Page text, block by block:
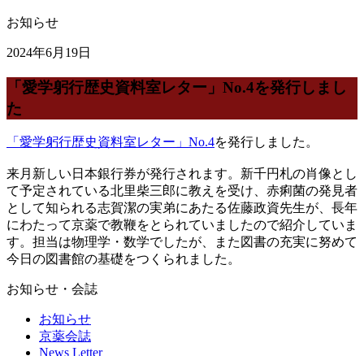
お知らせ
2024年6月19日
「愛学躬行歴史資料室レター」No.4を発行しまし
た
「愛学躬行歴史資料室レター」No.4を発行しました。
来月新しい日本銀行券が発行されます。新千円札の肖像とし
て予定されている北里柴三郎に教えを受け、赤痢菌の発見者
として知られる志賀潔の実弟にあたる佐藤政資先生が、長年
にわたって京薬で教鞭をとられていましたので紹介していま
す。担当は物理学・ 数学でしたが、また図書の充実に努めて
今日の図書館の基礎をつく られました。
お知らせ・会誌
お知らせ
京薬会誌
News Letter